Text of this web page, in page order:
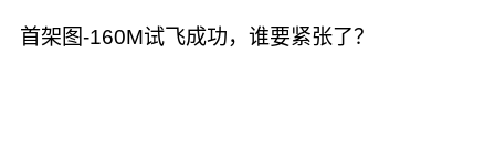
首架图-160M试飞成功，谁要紧张了？